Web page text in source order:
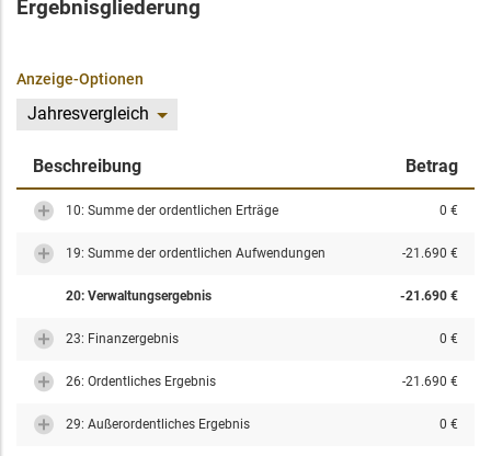
Ergebnisgliederung
Anzeige-Optionen
Jahresvergleich
Beschreibung Betrag
10: Summe der ordentlichen Erträge 0 €
19: Summe der ordentlichen Aufwendungen -21.690 €
20: Verwaltungsergebnis -21.690 €
23: Finanzergebnis 0 €
26: Ordentliches Ergebnis -21.690 €
29: Außerordentliches Ergebnis 0 €